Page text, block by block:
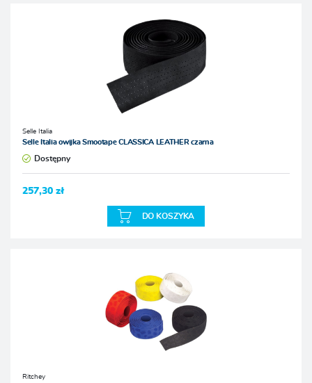
Selle Italia
Selle Italia owijka Smootape CLASSICA LEATHER czarna
Dostępny
257,30 zł
DO KOSZYKA
Ritchey